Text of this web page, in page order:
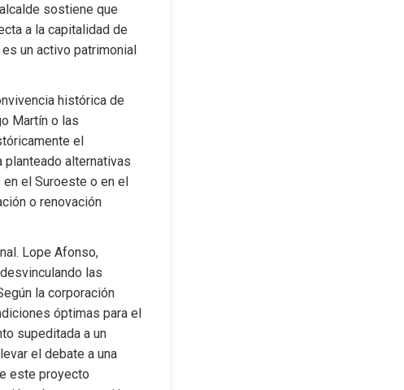
sostiene que
a la capitalidad de
un activo patrimonial
histórica de
Martín o las
el
alternativas
el Suroeste o en el
o renovación
Lope Afonso,
las
la corporación
óptimas para el
supeditada a un
el debate a una
este proyecto